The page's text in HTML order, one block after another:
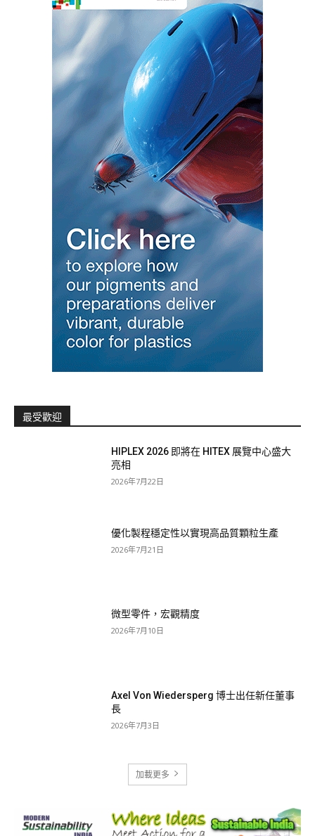
最受歡迎
HIPLEX 2026 即將在 HITEX 展覽中心盛大
亮相
2026年7月22日
優化製程穩定性以實現高品質顆粒生產
2026年7月21日
微型零件，宏觀精度
2026年7月10日
Axel Von Wiedersperg 博士出任新任董事
長
2026年7月3日
加載更多